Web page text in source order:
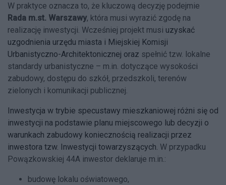
W praktyce oznacza to, że kluczową decyzję podejmie
Rada m.st. Warszawy, która musi wyrazić zgodę na
realizację inwestycji. Wcześniej projekt musi uzyskać
uzgodnienia urzędu miasta i Miejskiej Komisji
Urbanistyczno-Architektonicznej oraz spełnić tzw. lokalne
standardy urbanistyczne – m.in. dotyczące wysokości
zabudowy, dostępu do szkół, przedszkoli, terenów
zielonych i komunikacji publicznej.
Inwestycja w trybie specustawy mieszkaniowej różni się od
inwestycji na podstawie planu miejscowego lub decyzji o
warunkach zabudowy koniecznością realizacji przez
inwestora tzw. Inwestycji towarzyszących. W przypadku
Powązkowskiej 44A inwestor deklaruje m.in.:
budowę lokalu oświatowego,